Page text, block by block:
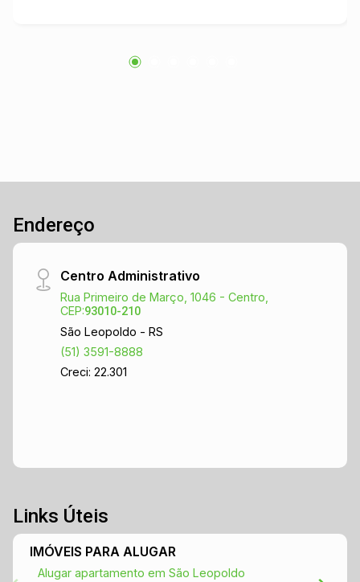
ambiente agradável para morar. Localização:
Não perca a oportunidade de viver em um local
visita e venha conhecer seu novo lar! Para mais
informações, entre em contato conosco. Seu
Endereço
Centro Administrativo
Rua Primeiro de Março, 1046 - Centro,
CEP:93010-210
São Leopoldo - RS
(51) 3591-8888
Creci: 22.301
Links Úteis
IMÓVEIS PARA ALUGAR
Alugar apartamento em São Leopoldo